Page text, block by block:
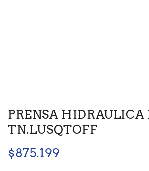
PRENSA HIDRAULICA
TN.LUSQTOFF
$875.199